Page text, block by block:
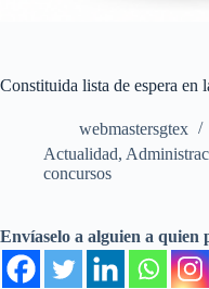
Constituida lista de espera en
webmastersgtex
Actualidad,
concursos
Envíaselo a alguien a quien